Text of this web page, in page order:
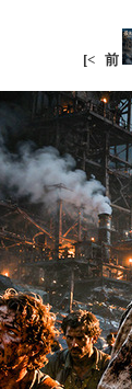
[< 前